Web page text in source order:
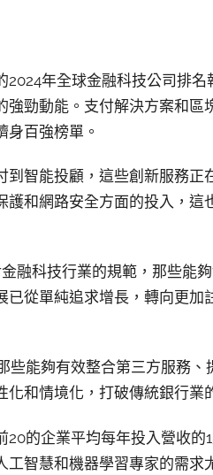
年全球金融科技公司排名
勁動能。支付解決方案和區
百強榜單。
智能投顧，這些創新服務正
和網路安全方面的投入，這
融科技行業的規範，那些能
從單純追求增長，轉向更加
些能夠有效整合第三方服務、
和情境化，打破傳統銀行業
的企業平均每年投入營收的
智慧和機器學習專家的需求